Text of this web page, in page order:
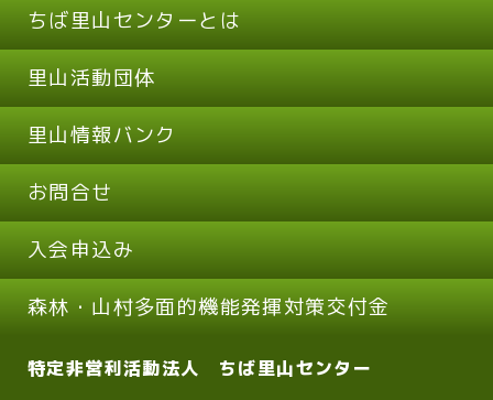
ちば里山センターとは
里山活動団体
里山情報バンク
お問合せ
入会申込み
森林・山村多面的機能発揮対策交付金
特定非営利活動法人 ちば里山センター